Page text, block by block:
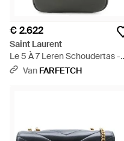
€ 2.622
Saint Laurent
Le 5 À 7 Leren Schoudertas -
Zwart
Van FARFETCH